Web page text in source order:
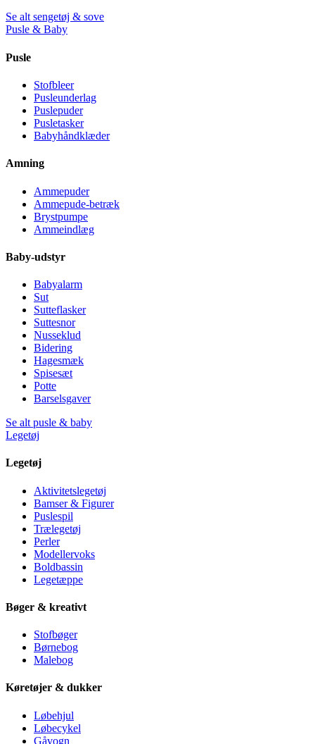
Se alt sengetøj & sove
Pusle & Baby
Pusle
Stofbleer
Pusleunderlag
Puslepuder
Pusletasker
Babyhåndklæder
Amning
Ammepuder
Ammepude-betræk
Brystpumpe
Ammeindlæg
Baby-udstyr
Babyalarm
Sut
Sutteflasker
Suttesnor
Nusseklud
Bidering
Hagesmæk
Spisesæt
Potte
Barselsgaver
Se alt pusle & baby
Legetøj
Legetøj
Aktivitetslegetøj
Bamser & Figurer
Puslespil
Trælegetøj
Perler
Modellervoks
Boldbassin
Legetæppe
Bøger & kreativt
Stofbøger
Børnebog
Malebog
Køretøjer & dukker
Løbehjul
Løbecykel
Gåvogn